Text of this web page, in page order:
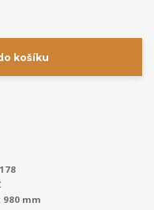
košíku
980 mm